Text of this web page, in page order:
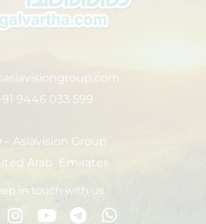
9446 033 599
– Asiavision Group
Arab Emirates
in touch with us.